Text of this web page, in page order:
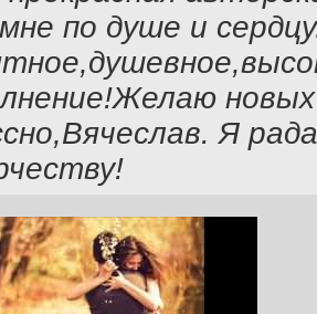
по душе и
новых
Я